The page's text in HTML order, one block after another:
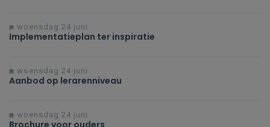
woensdag 24 juni
Implementatieplan ter inspiratie
woensdag 24 juni
Aanbod op lerarenniveau
woensdag 24 juni
Brochure voor ouders